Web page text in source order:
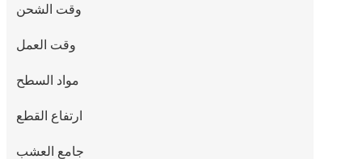
وقت الشحن
وقت العمل
مواد السطح
ارتفاع القطع
جامع العشب